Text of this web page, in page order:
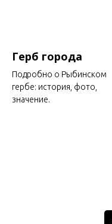
Герб города
Подробно о Рыбинском
гербе: история, фото,
значение.